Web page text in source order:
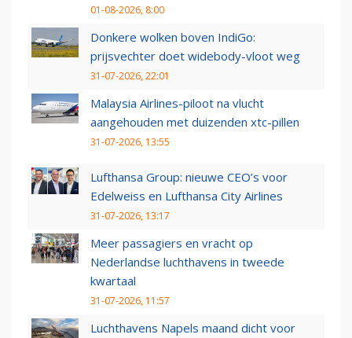
01-08-2026, 8:00
Donkere wolken boven IndiGo:
prijsvechter doet widebody-vloot weg
31-07-2026, 22:01
Malaysia Airlines-piloot na vlucht
aangehouden met duizenden xtc-pillen
31-07-2026, 13:55
Lufthansa Group: nieuwe CEO’s voor
Edelweiss en Lufthansa City Airlines
31-07-2026, 13:17
Meer passagiers en vracht op
Nederlandse luchthavens in tweede
kwartaal
31-07-2026, 11:57
Luchthavens Napels maand dicht voor